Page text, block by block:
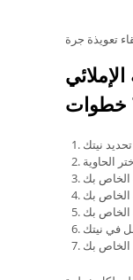
تحديد نيتك
الحاوية
الخاص بك
بك
بك
في نيتك
الخاص بك